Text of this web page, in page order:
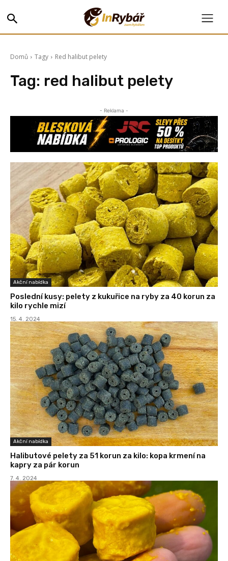
Domů Tagy Red halibut pelety
Tag: red halibut pelety
- Reklama -
Akční nabídka
Poslední kusy: pelety z kukuřice na ryby za 40 korun za
kilo rychle mizí
15. 4. 2024
Akční nabídka
Halibutové pelety za 51 korun za kilo: kopa krmení na
kapry za pár korun
7. 4. 2024